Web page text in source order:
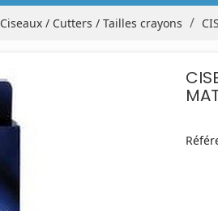
Ciseaux / Cutters / Tailles crayons